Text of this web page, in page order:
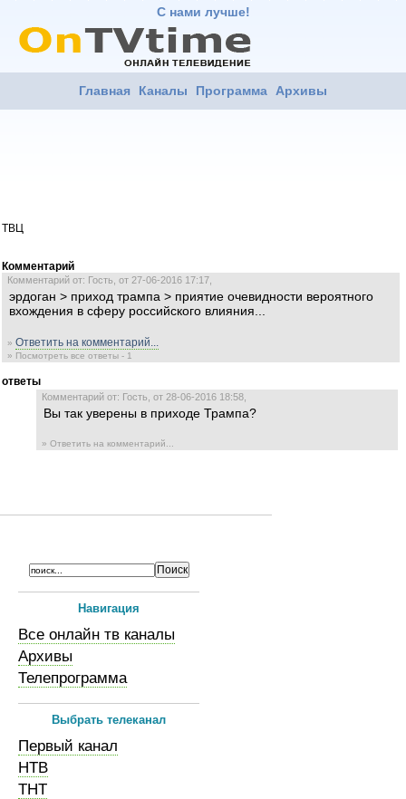
С нами лучше!
Главная Каналы Программа Архивы
ТВЦ
Комментарий
Комментарий от: Гость, от 27-06-2016 17:17,
эрдоган > приход трампа > приятие очевидности вероятного
вхождения в сферу российского влияния...
» Ответить на комментарий...
» Посмотреть все ответы - 1
ответы
Комментарий от: Гость, от 28-06-2016 18:58,
Вы так уверены в приходе Трампа?
» Ответить на комментарий...
Навигация
Все онлайн тв каналы
Архивы
Телепрограмма
Выбрать телеканал
Первый канал
НТВ
ТНТ